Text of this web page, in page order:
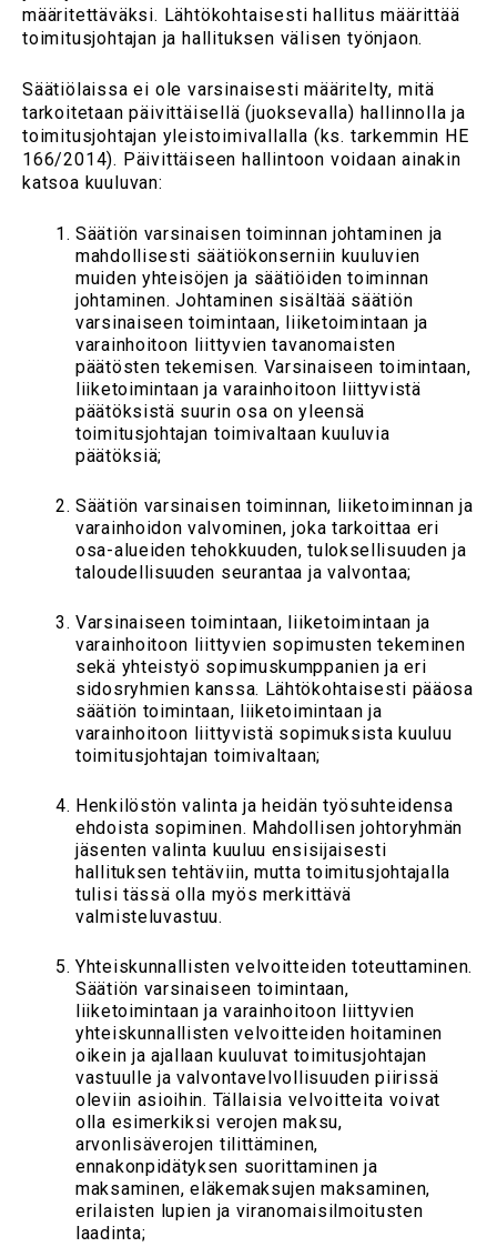
määritettäväksi. Lähtökohtaisesti hallitus määrittää
toimitusjohtajan ja hallituksen välisen työnjaon.
Säätiölaissa ei ole varsinaisesti määritelty, mitä
tarkoitetaan päivittäisellä (juoksevalla) hallinnolla ja
toimitusjohtajan yleistoimivallalla (ks. tarkemmin HE
166/2014). Päivittäiseen hallintoon voidaan ainakin
katsoa kuuluvan:
Säätiön varsinaisen toiminnan johtaminen ja
mahdollisesti säätiökonserniin kuuluvien
muiden yhteisöjen ja säätiöiden toiminnan
johtaminen. Johtaminen sisältää säätiön
varsinaiseen toimintaan, liiketoimintaan ja
varainhoitoon liittyvien tavanomaisten
päätösten tekemisen. Varsinaiseen toimintaan,
liiketoimintaan ja varainhoitoon liittyvistä
päätöksistä suurin osa on yleensä
toimitusjohtajan toimivaltaan kuuluvia
päätöksiä;
Säätiön varsinaisen toiminnan, liiketoiminnan ja
varainhoidon valvominen, joka tarkoittaa eri
osa-alueiden tehokkuuden, tuloksellisuuden ja
taloudellisuuden seurantaa ja valvontaa;
Varsinaiseen toimintaan, liiketoimintaan ja
varainhoitoon liittyvien sopimusten tekeminen
sekä yhteistyö sopimuskumppanien ja eri
sidosryhmien kanssa. Lähtökohtaisesti pääosa
säätiön toimintaan, liiketoimintaan ja
varainhoitoon liittyvistä sopimuksista kuuluu
toimitusjohtajan toimivaltaan;
Henkilöstön valinta ja heidän työsuhteidensa
ehdoista sopiminen. Mahdollisen johtoryhmän
jäsenten valinta kuuluu ensisijaisesti
hallituksen tehtäviin, mutta toimitusjohtajalla
tulisi tässä olla myös merkittävä
valmisteluvastuu.
Yhteiskunnallisten velvoitteiden toteuttaminen.
Säätiön varsinaiseen toimintaan,
liiketoimintaan ja varainhoitoon liittyvien
yhteiskunnallisten velvoitteiden hoitaminen
oikein ja ajallaan kuuluvat toimitusjohtajan
vastuulle ja valvontavelvollisuuden piirissä
oleviin asioihin. Tällaisia velvoitteita voivat
olla esimerkiksi verojen maksu,
arvonlisäverojen tilittäminen,
ennakonpidätyksen suorittaminen ja
maksaminen, eläkemaksujen maksaminen,
erilaisten lupien ja viranomaisilmoitusten
laadinta;